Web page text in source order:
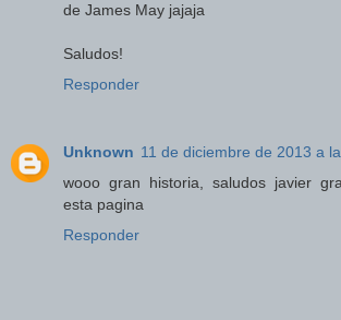
de James May jajaja
Saludos!
Responder
Unknown 11 de diciembre de 2013 a
wooo gran historia, saludos javier
esta pagina
Responder